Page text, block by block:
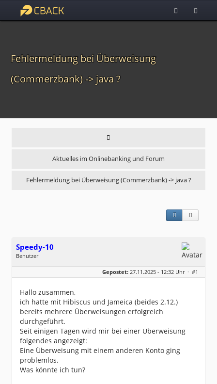
Fehlermeldung bei Überweisung
(Commerzbank) -> java ?
Aktuelles im Onlinebanking und Forum
Fehlermeldung bei Überweisung (Commerzbank) -> java ?
Speedy-10
Benutzer
Geschlecht:
keine Angabe
Dabei seit:
12 / 2016
Gepostet: 27.11.2025 - 12:32 Uhr · #1
Hallo zusammen,
ich hatte mit Hibiscus und Jameica (beides 2.12.)
bereits mehrere Überweisungen erfolgreich
durchgeführt.
Seit einigen Tagen wird mir bei einer Überweisung
folgendes angezeigt:
Eine Überweisung mit einem anderen Konto ging
problemlos.
Was könnte ich tun?